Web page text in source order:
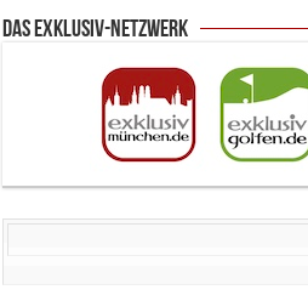
Das Exklusiv-Netzwerk